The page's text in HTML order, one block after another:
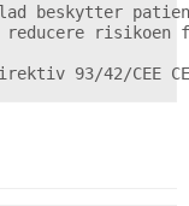
beskytter
risikoen
93/42/CEE